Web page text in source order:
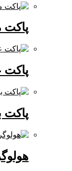
پاکت مواد
پاکت عکس
پاکت
هولوگرام